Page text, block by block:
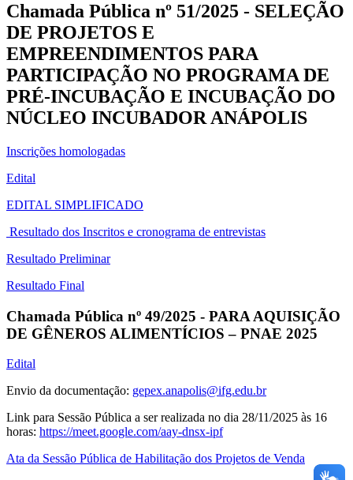
Chamada Pública nº 51/2025 - SELEÇÃO
DE PROJETOS E
EMPREENDIMENTOS PARA
PARTICIPAÇÃO NO PROGRAMA DE
PRÉ-INCUBAÇÃO E INCUBAÇÃO DO
NÚCLEO INCUBADOR ANÁPOLIS
Inscrições homologadas
Edital
EDITAL SIMPLIFICADO
Resultado dos Inscritos e cronograma de entrevistas
Resultado Preliminar
Resultado Final
Chamada Pública nº 49/2025 - PARA AQUISIÇÃO
DE GÊNEROS ALIMENTÍCIOS – PNAE 2025
Edital
Envio da documentação: gepex.anapolis@ifg.edu.br
Link para Sessão Pública a ser realizada no dia 28/11/2025 às 16
horas: https://meet.google.com/aay-dnsx-ipf
Ata da Sessão Pública de Habilitação dos Projetos de Venda